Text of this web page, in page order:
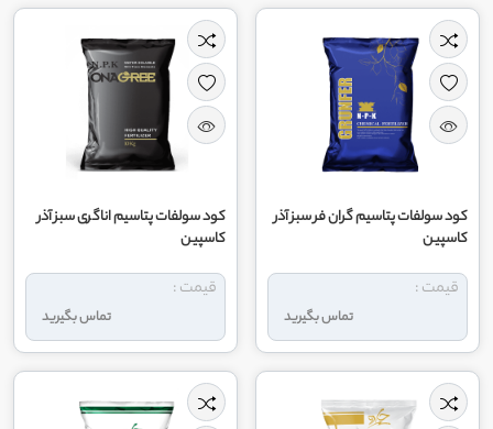
کود سولفات پتاسیم گران فر سبز آذر
کاسپین
تماس بگیرید
قیمت :
کود سولفات پتاسیم اناگری سبز آذر
کاسپین
تماس بگیرید
قیمت :